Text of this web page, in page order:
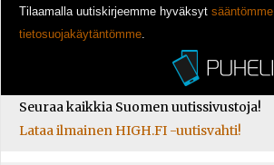
Tilaamalla uutiskirjeemme hyväksyt sääntömme
tietosuojakäytäntömme.
Seuraa kaikkia Suomen uutissivustoja!
Lataa ilmainen HIGH.FI -uutisvahti!